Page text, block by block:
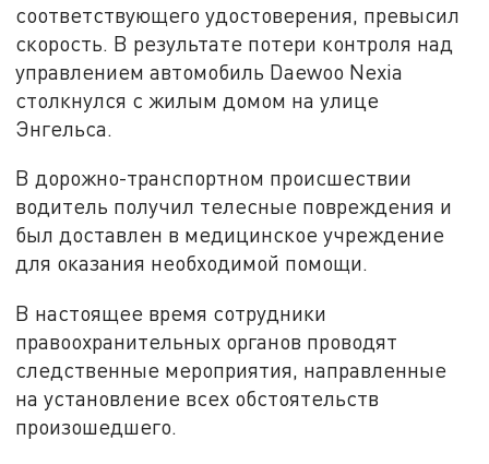
соответствующего удостоверения, превысил
скорость. В результате потери контроля над
управлением автомобиль Daewoo Nexia
столкнулся с жилым домом на улице
Энгельса.
В дорожно-транспортном происшествии
водитель получил телесные повреждения и
был доставлен в медицинское учреждение
для оказания необходимой помощи.
В настоящее время сотрудники
правоохранительных органов проводят
следственные мероприятия, направленные
на установление всех обстоятельств
произошедшего.